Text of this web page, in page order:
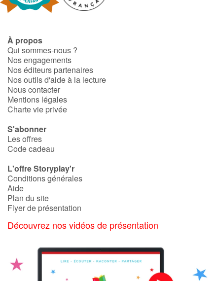
À propos
Qui sommes-nous ?
Nos engagements
Nos éditeurs partenaires
Nos outils d'aide à la lecture
Nous contacter
Mentions légales
Charte vie privée
S'abonner
Les offres
Code cadeau
L'offre Storyplay'r
Conditions générales
Aide
Plan du site
Flyer de présentation
Découvrez nos vidéos de présentation